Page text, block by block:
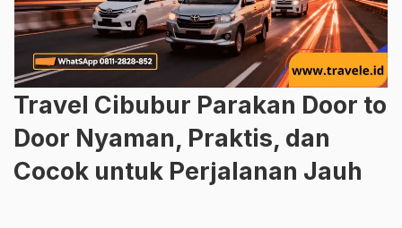
Travel Cibubur Parakan Door to
Door Nyaman, Praktis, dan
Cocok untuk Perjalanan Jauh